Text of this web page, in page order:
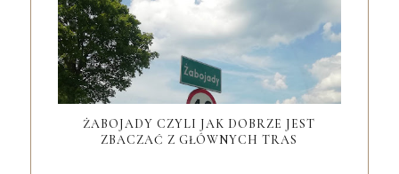
ŻABOJADY CZYLI JAK DOBRZE JEST
ZBACZAĆ Z GŁÓWNYCH TRAS